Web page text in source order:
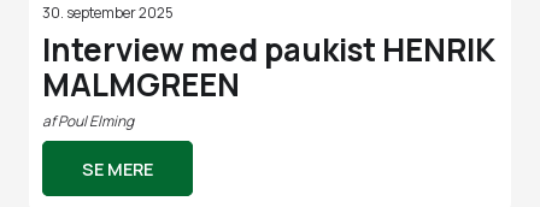
30. september 2025
Interview med paukist HENRIK
MALMGREEN
afPoul Elming
SE MERE